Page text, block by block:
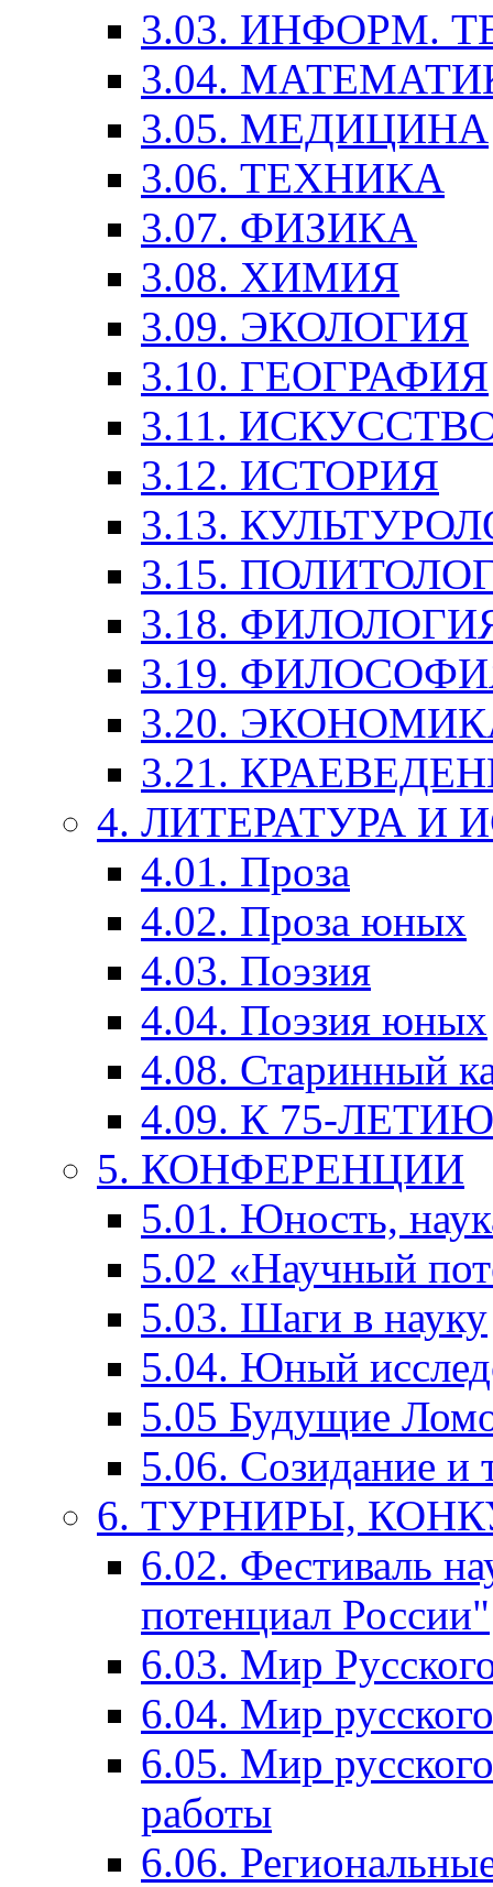
3.03. ИНФОРМ.
3.04.
3.05. МЕДИЦИНА
3.06. ТЕХНИКА
3.07. ФИЗИКА
3.08. ХИМИЯ
3.09. ЭКОЛОГИЯ
3.10. ГЕОГРАФИЯ
3.11.
3.12. ИСТОРИЯ
3.13.
3.15.
3.18.
3.19.
3.20.
3.21.
4. ЛИТЕРАТУРА И
4.01. Проза
4.02. Проза юных
4.03. Поэзия
4.04. Поэзия юных
4.08. Старинный
4.09. К 75-
5. КОНФЕРЕНЦИИ
5.01. Юность,
5.02 «Научный
5.03. Шаги в науку
5.04. Юный
5.05 Будущие
5.06. Созидание и
6. ТУРНИРЫ,
6.02. Фестиваль
потенциал России"
6.03. Мир
6.04. Мир
6.05. Мир
работы
6.06.